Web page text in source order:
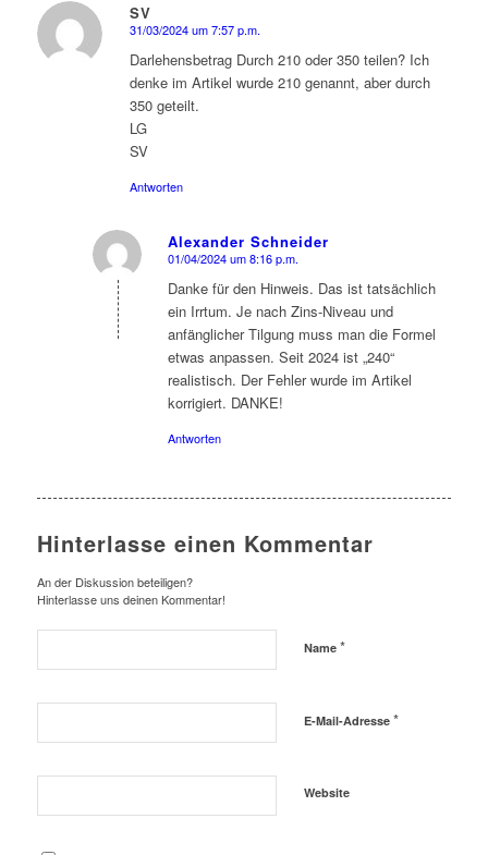
SV
sagte:
31/03/2024 um 7:57 p.m.
Darlehensbetrag Durch 210 oder 350 teilen? Ich
denke im Artikel wurde 210 genannt, aber durch
350 geteilt.
LG
SV
Antworten
Alexander Schneider
sagte:
01/04/2024 um 8:16 p.m.
Danke für den Hinweis. Das ist tatsächlich
ein Irrtum. Je nach Zins-Niveau und
anfänglicher Tilgung muss man die Formel
etwas anpassen. Seit 2024 ist „240“
realistisch. Der Fehler wurde im Artikel
korrigiert. DANKE!
Antworten
Hinterlasse einen Kommentar
An der Diskussion beteiligen?
Hinterlasse uns deinen Kommentar!
Name *
E-Mail-Adresse *
Website